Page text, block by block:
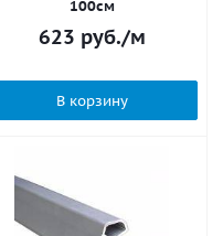
100см
623 руб./м
В корзину